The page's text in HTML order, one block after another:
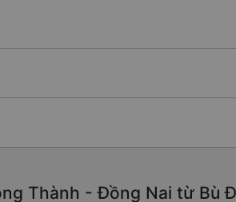
Thành - Đồng Nai từ Bù